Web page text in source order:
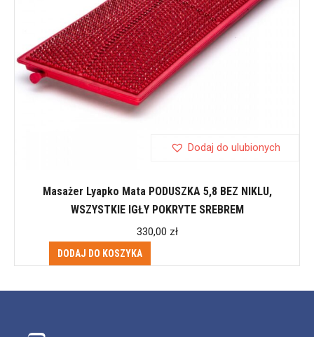
Dodaj do ulubionych
Masażer Lyapko Mata PODUSZKA 5,8 BEZ NIKLU,
WSZYSTKIE IGŁY POKRYTE SREBREM
330,00 zł
DODAJ DO KOSZYKA